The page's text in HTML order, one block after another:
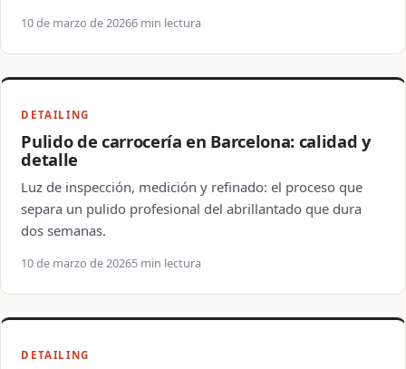
10 de marzo de 20266 min lectura
DETAILING
Pulido de carrocería en Barcelona: calidad y
detalle
Luz de inspección, medición y refinado: el proceso que
separa un pulido profesional del abrillantado que dura
dos semanas.
10 de marzo de 20265 min lectura
DETAILING